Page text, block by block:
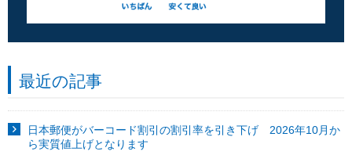
最近の記事
日本郵便がバーコード割引の割引率を引き下げ 2026年10月か
ら実質値上げとなります